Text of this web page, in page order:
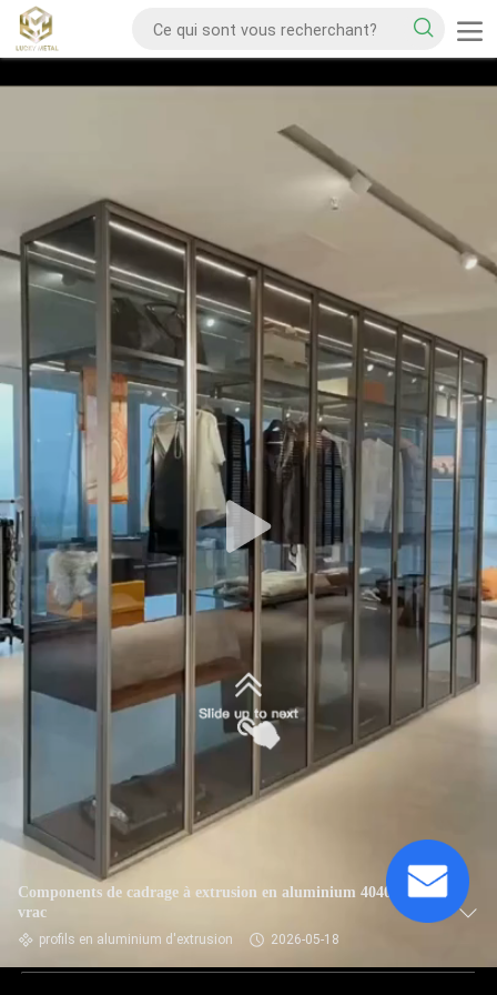
Components de cadrage à extrusion en aluminium 4040 en
vrac
profils en aluminium d'extrusion 2026-05-18